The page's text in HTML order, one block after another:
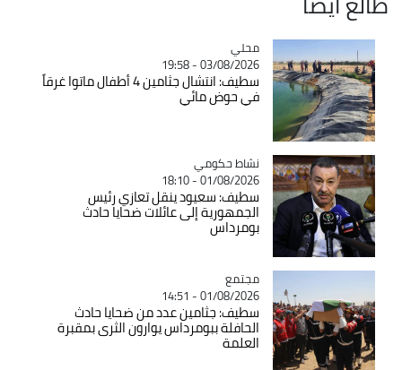
Catégorie
محلي
03/08/2026 - 19:58
سطيف: انتشال جثامين 4 أطفال ماتوا غرقاً
في حوض مائي
Catégorie
نشاط حكومي
01/08/2026 - 18:10
سطيف: سعيود ينقل تعازي رئيس
الجمهورية إلى عائلات ضحايا حادث
بومرداس
Catégorie
مجتمع
01/08/2026 - 14:51
سطيف: جثامين عدد من ضحايا حادث
الحافلة ببومرداس يوارون الثرى بمقبرة
العلمة